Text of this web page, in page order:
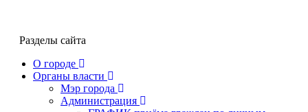
Разделы сайта
О городе
Органы власти
Мэр города
Администрация